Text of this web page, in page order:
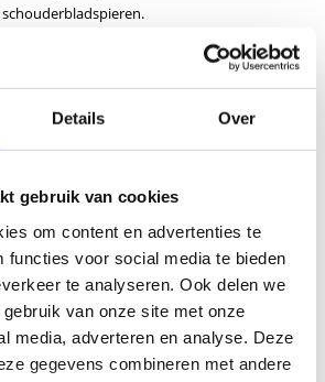
Details Over
gebruik van cookies
om content en advertenties te
functies voor social media te bieden
te analyseren. Ook delen we
van onze site met onze
media, adverteren en analyse. Deze
gegevens combineren met andere
zitting
aangepast